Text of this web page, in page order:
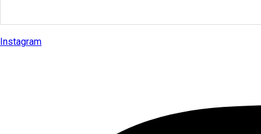
Instagram